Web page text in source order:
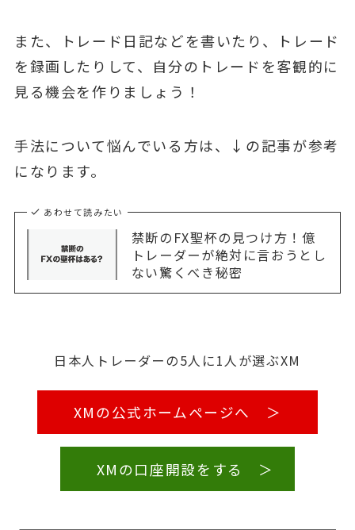
また、トレード日記などを書いたり、トレード
を録画したりして、自分のトレードを客観的に
見る機会を作りましょう！
手法について悩んでいる方は、↓の記事が参考
になります。
あわせて読みたい
禁断のFX聖杯の見つけ方！億
トレーダーが絶対に言おうとし
ない驚くべき秘密
日本人トレーダーの5人に1人が選ぶXM
XMの公式ホームページへ ＞
XMの口座開設をする ＞